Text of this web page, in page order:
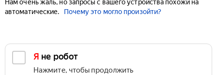
Нам очень жаль, но запросы с вашего устройства похожи на
автоматические.
Почему это могло произойти?
Я не робот
Нажмите, чтобы продолжить